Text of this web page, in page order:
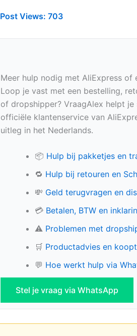
Post Views: 703
Meer hulp nodig met AliExpress of
Loop je vast met een bestelling,
of dropshipper? VraagAlex helpt
officiële klantenservice van
uitleg in het Nederlands.
📦 Hulp bij pakketjes en
🔁 Hulp bij retouren en
💸 Geld terugvragen en
💳 Betalen, BTW en
⚠️ Problemen met
🛒 Productadvies en
💬 Hoe werkt hulp via
Stel je vraag via WhatsApp